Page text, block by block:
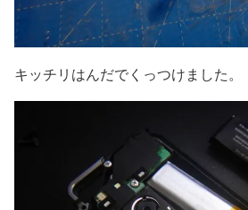
キッチリはんだでくっつけました。